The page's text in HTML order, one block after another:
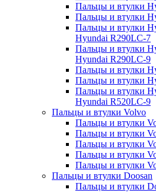
Пальцы и втулки
Пальцы и втулки
Пальцы и втулки
Hyundai R290LC-7
Пальцы и втулки
Hyundai R290LC-9
Пальцы и втулки
Пальцы и втулки
Пальцы и втулки
Hyundai R520LC-9
Пальцы и втулки Volvo
Пальцы и втулки
Пальцы и втулки
Пальцы и втулки
Пальцы и втулки
Пальцы и втулки
Пальцы и втулки Doosan
Пальцы и втулки